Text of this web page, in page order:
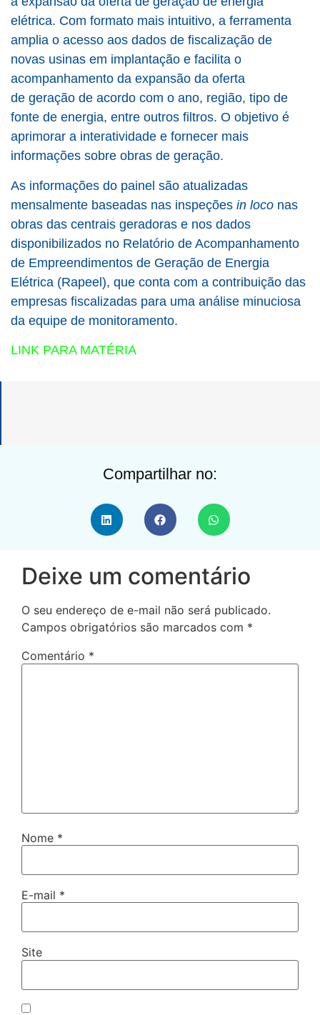
elétrica. Com formato mais intuitivo, a ferramenta
amplia o acesso aos dados de fiscalização de
novas usinas em implantação e facilita o
acompanhamento da expansão da oferta
de geração de acordo com o ano, região, tipo de
fonte de energia, entre outros filtros. O objetivo é
aprimorar a interatividade e fornecer mais
informações sobre obras de geração.
As informações do painel são atualizadas
mensalmente baseadas nas inspeções in loco nas
obras das centrais geradoras e nos dados
disponibilizados no Relatório de Acompanhamento
de Empreendimentos de Geração de Energia
Elétrica (Rapeel), que conta com a contribuição das
empresas fiscalizadas para uma análise minuciosa
da equipe de monitoramento.
LINK PARA MATÉRIA
Compartilhar no:
Deixe um comentário
O seu endereço de e-mail não será publicado.
Campos obrigatórios são marcados com *
Comentário *
Nome *
E-mail *
Site